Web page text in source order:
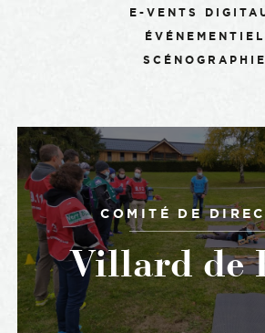
E-VENTS
ÉVÉNEMENTIEL
SCÉNOGRAPHIE
Villard de
COMITÉ DE